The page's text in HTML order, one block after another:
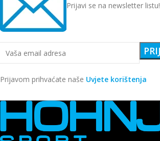
Prijavi se na newsletter listu!
Prijavom prihvaćate naše Uvjete korištenja